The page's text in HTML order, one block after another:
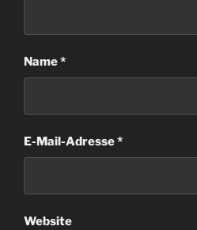
Name*
E-Mail-Adresse*
Website